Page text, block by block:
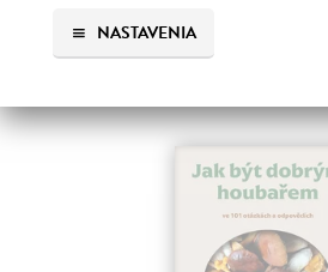
NASTAVENIA
31,82 €
32,80 €